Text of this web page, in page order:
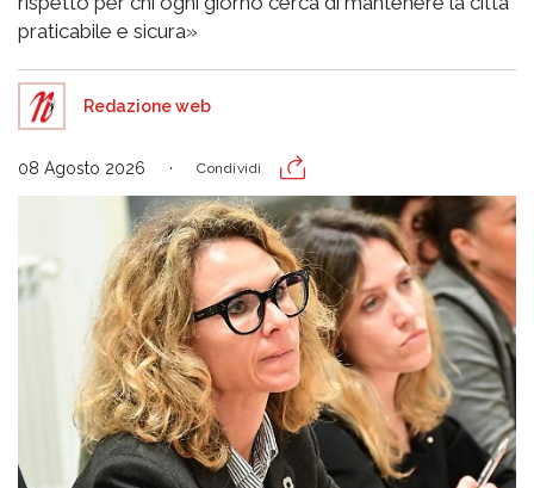
praticabile e sicura»
Redazione web
08 Agosto 2026 Condividi